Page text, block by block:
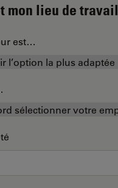
mon lieu de travail
est…